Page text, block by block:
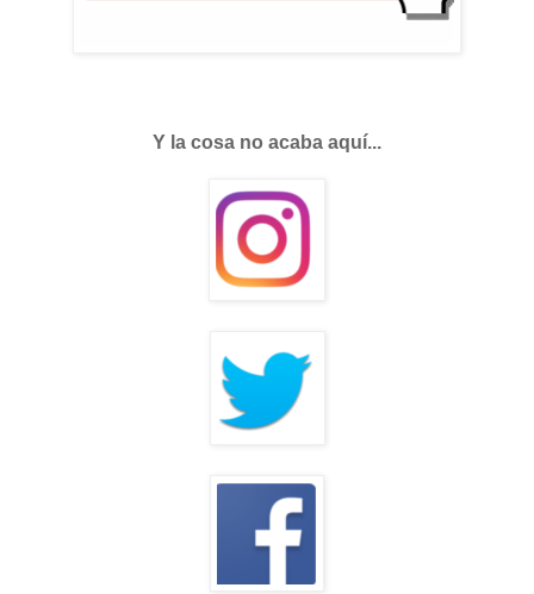
Y la cosa no acaba aquí...